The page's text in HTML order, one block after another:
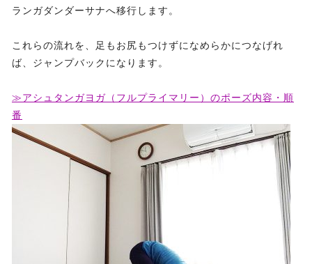
ランガダンダーサナへ移行します。
これらの流れを、足もお尻もつけずになめらかにつなげれ
ば、ジャンプバックになります。
≫アシュタンガヨガ（フルプライマリー）のポーズ内容・順
番